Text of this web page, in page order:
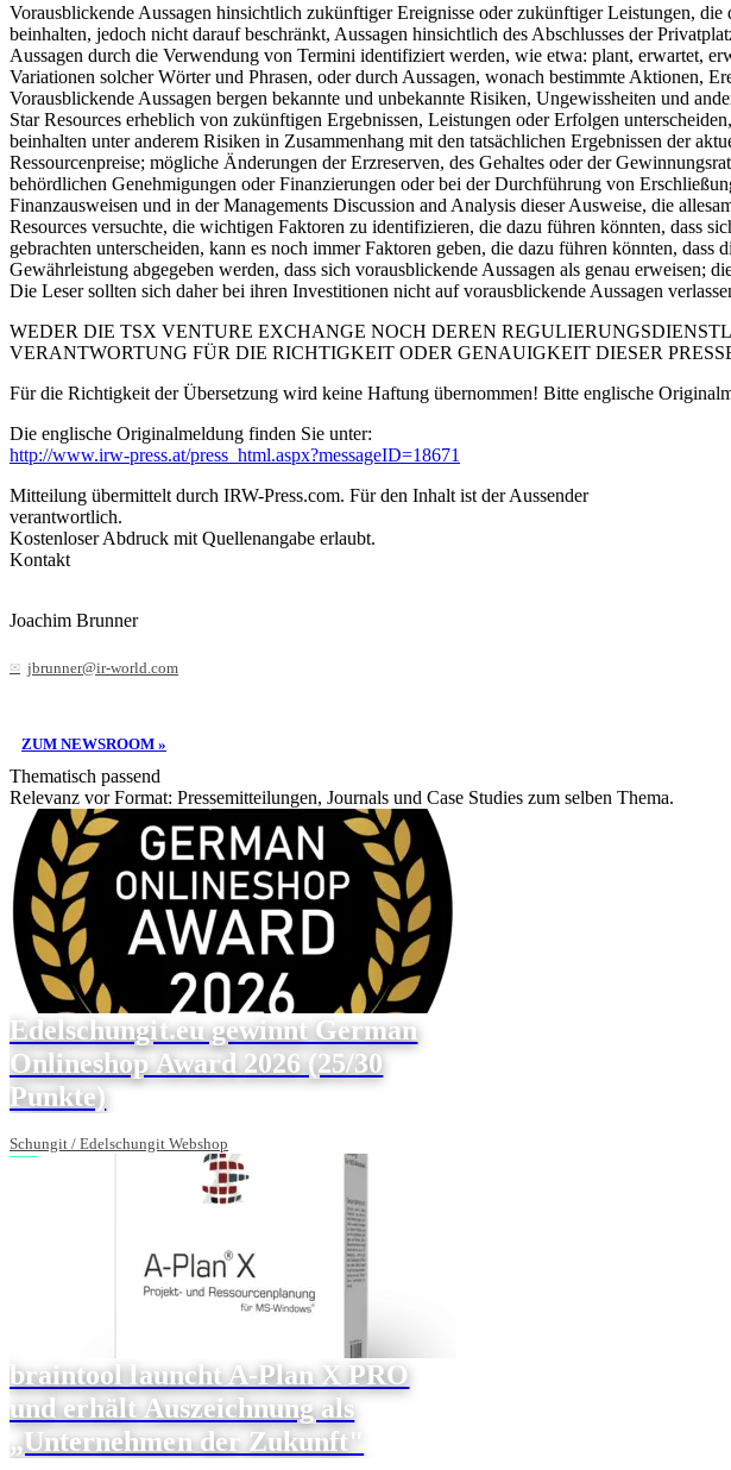
Vorausblickende Aussagen hinsichtlich zukünftiger Ereignisse oder zukünftiger Leistungen,
beinhalten, jedoch nicht darauf beschränkt, Aussagen hinsichtlich des Abschlusses der
Aussagen durch die Verwendung von Termini identifiziert werden, wie etwa: plant, erwartet,
Variationen solcher Wörter und Phrasen, oder durch Aussagen, wonach bestimmte Aktionen,
Vorausblickende Aussagen bergen bekannte und unbekannte Risiken, Ungewissheiten und
Star Resources erheblich von zukünftigen Ergebnissen, Leistungen oder Erfolgen
beinhalten unter anderem Risiken in Zusammenhang mit den tatsächlichen Ergebnissen der
Ressourcenpreise; mögliche Änderungen der Erzreserven, des Gehaltes oder der
behördlichen Genehmigungen oder Finanzierungen oder bei der Durchführung von
Finanzausweisen und in der Managements Discussion and Analysis dieser Ausweise, die
Resources versuchte, die wichtigen Faktoren zu identifizieren, die dazu führen könnten, dass
gebrachten unterscheiden, kann es noch immer Faktoren geben, die dazu führen könnten,
Gewährleistung abgegeben werden, dass sich vorausblickende Aussagen als genau erweisen;
Die Leser sollten sich daher bei ihren Investitionen nicht auf vorausblickende Aussagen
WEDER DIE TSX VENTURE EXCHANGE NOCH DEREN
VERANTWORTUNG FÜR DIE RICHTIGKEIT ODER GENAUIGKEIT DIESER
Für die Richtigkeit der Übersetzung wird keine Haftung übernommen! Bitte englische
Die englische Originalmeldung finden Sie unter:
http://www.irw-press.at/press_html.aspx?messageID=18671
Mitteilung übermittelt durch IRW-Press.com. Für den Inhalt ist der Aussender
verantwortlich.
Kostenloser Abdruck mit Quellenangabe erlaubt.
Kontakt
Joachim Brunner
jbrunner@ir-world.com
ZUM NEWSROOM »
Thematisch passend
Relevanz vor Format: Pressemitteilungen, Journals und Case Studies zum selben Thema.
Edelschungit.eu gewinnt German
Onlineshop Award 2026 (25/30
Punkte)
Schungit / Edelschungit Webshop
braintool launcht A-Plan X PRO
und erhält Auszeichnung als
„Unternehmen der Zukunft"